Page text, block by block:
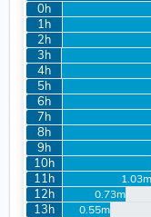
0h
1h
2h
3h
4h
5h
6h
7h
8h
9h
10h
11h 1.03m
12h 0.73m
13h 0.55m